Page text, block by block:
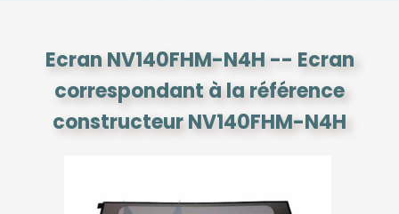
Ecran NV140FHM-N4H -- Ecran
correspondant à la référence
constructeur NV140FHM-N4H